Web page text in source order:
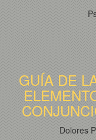
GUÍA DE
Dolores